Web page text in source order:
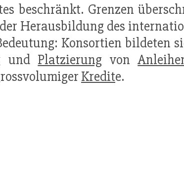
beschränkt. Grenzen
Herausbildung des
Konsortien bildeten
und Platzierung von
Kredite.